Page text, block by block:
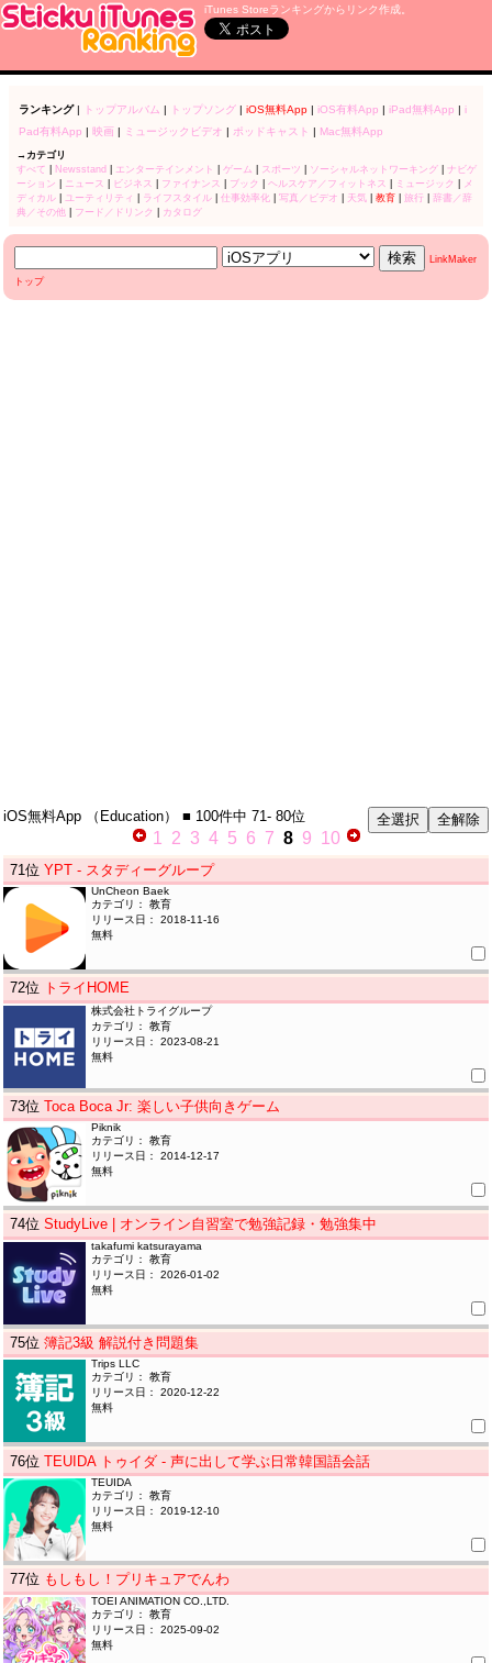
iTunes Storeランキングからリンク作成。
ランキング| トップアルバム | トップソング| iOS無料App| iOS有料App | iPad無料App | i
Pad有料App | 映画| ミュージックビデオ | ポッドキャスト | Mac無料App
→カテゴリ
すべて
Newsstand エンターテインメント ゲーム スポーツ ソーシャルネットワーキング| ナビゲ
ーション
ニュース ビジネス ファイナンス ブック ヘルスケア／フィットネス ミュージック
メ
ディカル| ユーティリティ ライフスタイル| 仕事効率化 写真／ビデオ 天気| 教育| 旅行| 辞書／辞
典／その他
フード／ドリンク カタログ
LinkMaker
トップ
iOS無料App （Education） ■ 100件中 71- 80位
1 2 3 4 5 6 7 8 9 10
71位YPT - スタディーグループ
UnCheon Baek
カテゴリ： 教育
リリース日： 2018-11-16
無料
72位 トライHOME
株式会社トライグループ
カテゴリ： 教育
リリース日： 2023-08-21
無料
73位Toca Boca Jr: 楽しい子供向きゲーム
Piknik
カテゴリ： 教育
リリース日： 2014-12-17
無料
74位StudyLive | オンライン自習室で勉強記録・勉強集中
takafumi katsurayama
カテゴリ： 教育
リリース日： 2026-01-02
無料
75位簿記3級 解説付き問題集
Trips LLC
カテゴリ： 教育
リリース日： 2020-12-22
無料
76位TEUIDA トゥイダ - 声に出して学ぶ日常韓国語会話
TEUIDA
カテゴリ： 教育
リリース日： 2019-12-10
無料
77位 もしもし！プリキュアでんわ
TOEI ANIMATION CO.,LTD.
カテゴリ： 教育
リリース日： 2025-09-02
無料